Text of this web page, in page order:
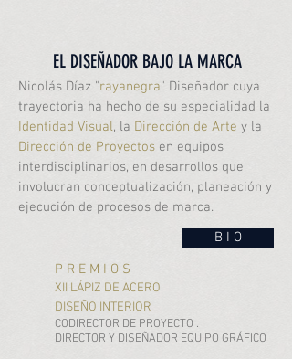
EL DISEÑADOR BAJO LA MARCA
Nicolás Díaz "rayanegra" Diseñador cuya
trayectoria ha hecho de su especialidad la
Identidad Visual, la Dirección de Arte y la
Dirección de Proyectos en equipos
interdisciplinarios, en desarrollos que
involucran conceptualización, planeación y
ejecución de procesos de marca.
B I O
P R E M I O S
XII LÁPIZ DE ACERO
DISEÑO INTERIOR
CODIRECTOR DE PROYECTO .
DIRECTOR Y DISEÑADOR EQUIPO GRÁFICO